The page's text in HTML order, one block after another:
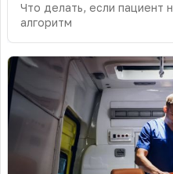
Что делать, если пациент
алгоритм